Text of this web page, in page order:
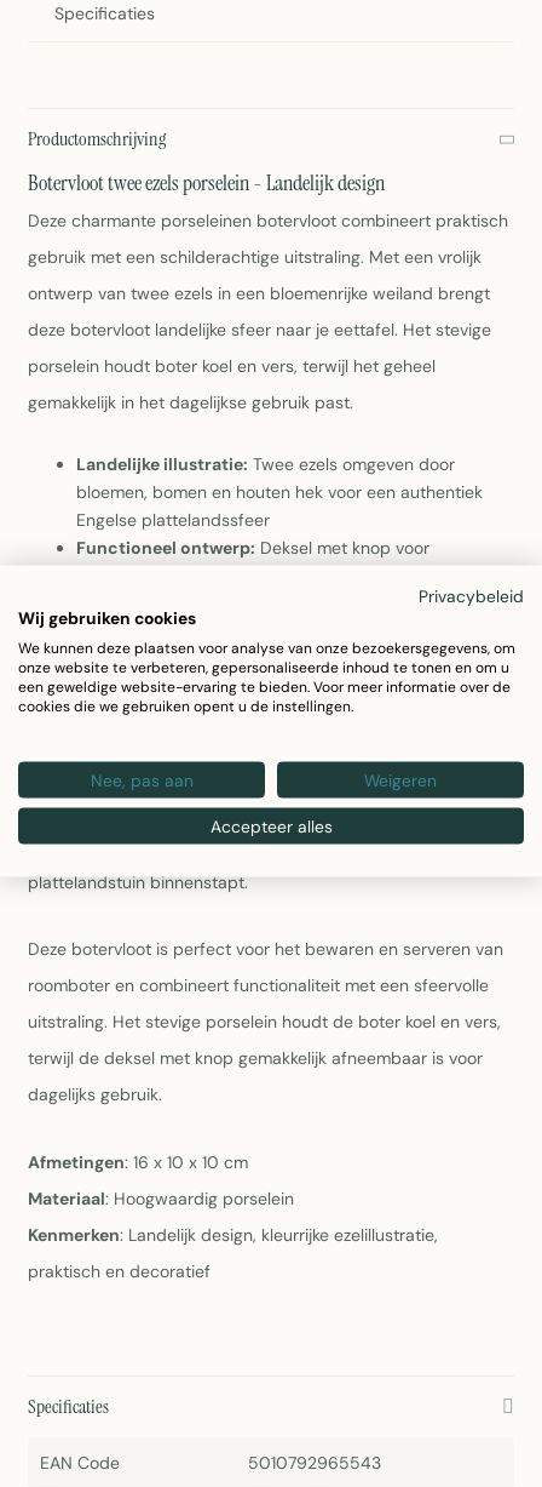
Specificaties
Productomschrijving
Botervloot twee ezels porselein - Landelijk design
Deze charmante porseleinen botervloot combineert praktisch
gebruik met een schilderachtige uitstraling. Met een vrolijk
ontwerp van twee ezels in een bloemenrijke weiland brengt
deze botervloot landelijke sfeer naar je eettafel. Het stevige
porselein houdt boter koel en vers, terwijl het geheel
gemakkelijk in het dagelijkse gebruik past.
Landelijke illustratie: Twee ezels omgeven door
bloemen, bomen en houten hek voor een authentiek
Engelse plattelandssfeer
Functioneel ontwerp: Deksel met knop voor
Hoogwaardig porselein, 16 x
10 x 10 cm - compact en praktisch voor tafelgebruik
Decoratieve waarde:Perfect als stillevenelement op je
eettafel met kleurrijke details en karaktervol ontwerp
charmante porseleinen botervloot. Het vrolijke ontwerp toont
twee ezels in een schilderachtig weiland, omgeven door
bloemen, bomen en een houten hek – alsof je zo een Engelse
plattelandstuin binnenstapt.
Deze botervloot is perfect voor het bewaren en serveren van
roomboter en combineert functionaliteit met een sfeervolle
uitstraling. Het stevige porselein houdt de boter koel en vers,
terwijl de deksel met knop gemakkelijk afneembaar is voor
dagelijks gebruik.
Afmetingen: 16 x 10 x 10 cm
Materiaal: Hoogwaardig porselein
Kenmerken: Landelijk design, kleurrijke ezelillustratie,
praktisch en decoratief
Specificaties
EAN Code 5010792965543
Privacybeleid
Wij gebruiken cookies
We kunnen deze plaatsen voor analyse van onze bezoekersgegevens, om
onze website te verbeteren, gepersonaliseerde inhoud te tonen en om u
een geweldige website-ervaring te bieden. Voor meer informatie over de
cookies die we gebruiken opent u de instellingen.
Nee, pas aan Weigeren
Accepteer alles